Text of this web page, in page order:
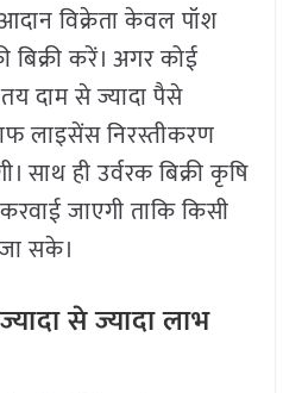
विक्रेता केवल पॉश
करें। अगर कोई
दाम से ज्यादा पैसे
लाइसेंस निरस्तीकरण
साथ ही उर्वरक बिक्री कृषि
जाएगी ताकि किसी
सके।
से ज्यादा लाभ